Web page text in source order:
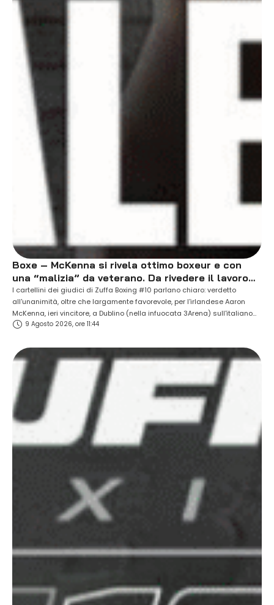
Boxe – McKenna si rivela ottimo boxeur e con
una “malizia” da veterano. Da rivedere il lavoro
dell’arbitro.
I cartellini dei giudici di Zuffa Boxing #10 parlano chiaro: verdetto
all'unanimità, oltre che largamente favorevole, per l'irlandese Aaron
McKenna, ieri vincitore, a Dublino (nella infuocata 3Arena) sull'italiano
(di origini nigeriane) Etinosa "El Chapo" Oliha. Questi i numeri: 118 a 110;
9 Agosto 2026, ore 11:44